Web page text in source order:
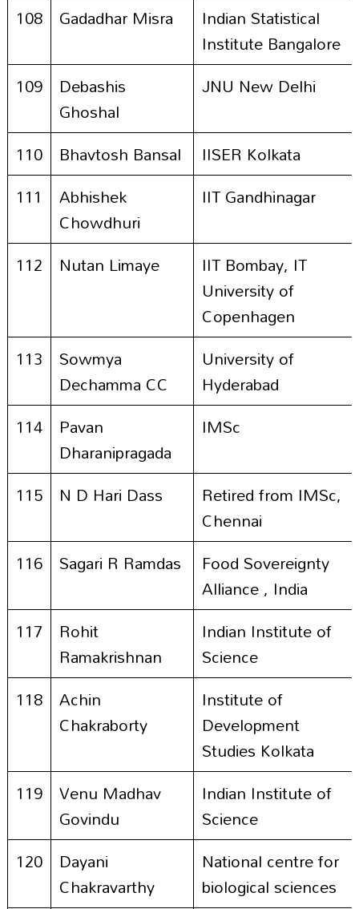
108 Gadadhar Misra
Indian Statistical
Institute Bangalore
109 Debashis
Ghoshal
JNU New Delhi
110 Bhavtosh Bansal
IISER Kolkata
111
Abhishek
Chowdhuri
IIT Gandhinagar
112 Nutan Limaye
IIT Bombay, IT
University of
Copenhagen
113 Sowmya
Dechamma CC
University of
Hyderabad
114 Pavan
Dharanipragada
IMSc
115 N D Hari Dass
Retired from IMSc,
Chennai
116 Sagari R Ramdas
Food Sovereignty
Alliance , India
117 Rohit
Ramakrishnan
Indian Institute of
Science
118 Achin
Chakraborty
Institute of
Development
Studies Kolkata
119 Venu Madhav
Govindu
Indian Institute of
Science
120 Dayani
Chakravarthy
National centre for
biological sciences